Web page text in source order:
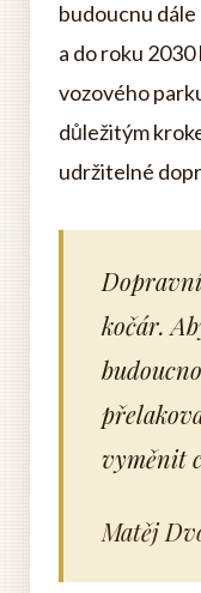
budoucnu
a do roku
vozového
důležitým
udržitelné
kočár.
vyměnit
Matěj